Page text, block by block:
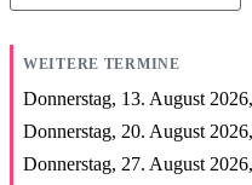
WEITERE TERMINE
Donnerstag, 13. August 2026,
Donnerstag, 20. August 2026,
Donnerstag, 27. August 2026,